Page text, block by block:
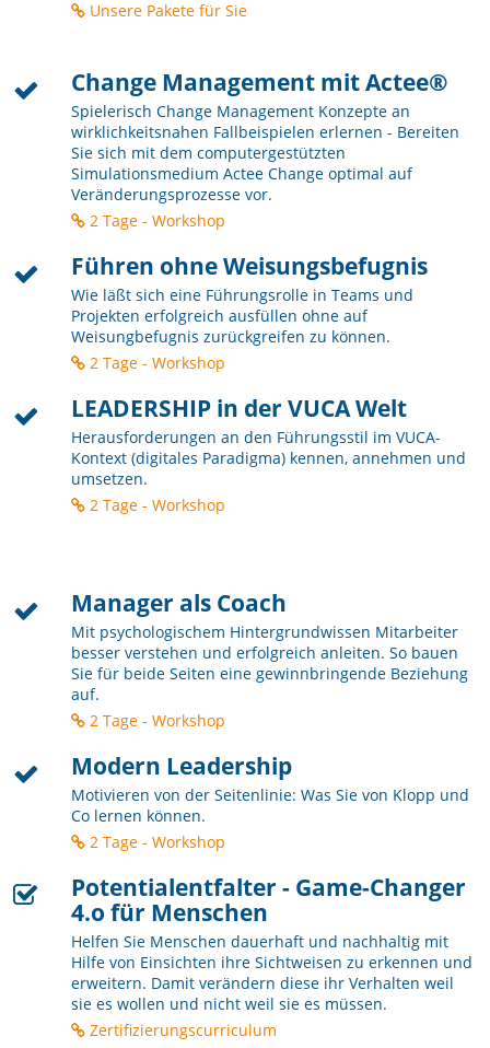
Unsere Pakete für Sie
Change Management mit Actee®
Spielerisch Change Management Konzepte an
wirklichkeitsnahen Fallbeispielen erlernen - Bereiten
Sie sich mit dem computergestützten
Simulationsmedium Actee Change optimal auf
Veränderungsprozesse vor.
2 Tage - Workshop
Führen ohne Weisungsbefugnis
Wie läßt sich eine Führungsrolle in Teams und
Projekten erfolgreich ausfüllen ohne auf
Weisungbefugnis zurückgreifen zu können.
2 Tage - Workshop
LEADERSHIP in der VUCA Welt
Herausforderungen an den Führungsstil im VUCA-
Kontext (digitales Paradigma) kennen, annehmen und
umsetzen.
2 Tage - Workshop
Manager als Coach
Mit psychologischem Hintergrundwissen Mitarbeiter
besser verstehen und erfolgreich anleiten. So bauen
Sie für beide Seiten eine gewinnbringende Beziehung
auf.
2 Tage - Workshop
Modern Leadership
Motivieren von der Seitenlinie: Was Sie von Klopp und
Co lernen können.
2 Tage - Workshop
Potentialentfalter - Game-Changer
4.o für Menschen
Helfen Sie Menschen dauerhaft und nachhaltig mit
Hilfe von Einsichten ihre Sichtweisen zu erkennen und
erweitern. Damit verändern diese ihr Verhalten weil
sie es wollen und nicht weil sie es müssen.
Zertifizierungscurriculum